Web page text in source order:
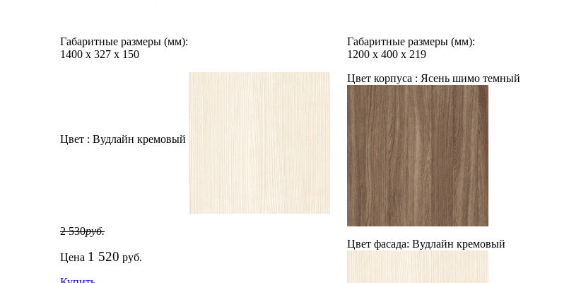
Габаритные размеры (мм):
1400 х 327 х 150
Цвет : Вудлайн кремовый
2 530руб.
Цена 1 520 руб.
Габаритные размеры (мм):
1200 х 400 х 219
Цвет корпуса : Ясень шимо темный
Цвет фасада: Вудлайн кремовый